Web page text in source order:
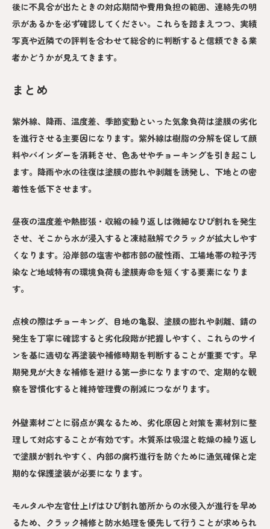
後に不具合が出たときの対応期間や費用負担の範囲、連絡先の明
示があるかを必ず確認してください。これらを踏まえつつ、実績
写真や近隣での評判を合わせて総合的に判断すると信頼できる業
者かどうかが見えてきます。
まとめ
紫外線、降雨、温度差、季節変動といった気象負荷は塗膜の劣化
を進行させる主要因になります。紫外線は樹脂の分解を促して顔
料やバインダーを消耗させ、色あせやチョーキングを引き起こし
ます。降雨や水の往復は塗膜の膨れや剥離を誘発し、下地との密
着性を低下させます。
昼夜の温度差や熱膨張・収縮の繰り返しは微細なひび割れを発生
させ、そこから水が浸入すると凍結融解でクラックが拡大しやす
くなります。沿岸部の塩害や都市部の酸性雨、工場地帯の粒子汚
染など地域特有の環境負荷も塗膜寿命を短くする要素になりま
す。
点検の際はチョーキング、目地の亀裂、塗膜の膨れや剥離、錆の
発生を丁寧に確認すると劣化段階が把握しやすく、これらのサイ
ンを基に適切な再塗装や補修時期を判断することが重要です。早
期発見が大きな補修を避ける第一歩になりますので、定期的な観
察を習慣化すると維持管理費の削減につながります。
外壁素材ごとに弱点が異なるため、劣化原因と対策を素材別に整
理して対応することが有効です。木質系は吸湿と乾燥の繰り返し
で塗膜が割れやすく、内部の腐朽進行を防ぐために通気確保と定
期的な保護塗装が必要になります。
モルタルや左官仕上げはひび割れ箇所からの水侵入が進行を早め
るため、クラック補修と防水処理を優先して行うことが求められ